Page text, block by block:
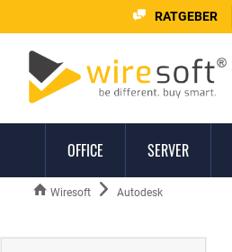
RATGEBER
OFFICE SERVER
Wiresoft Autodesk